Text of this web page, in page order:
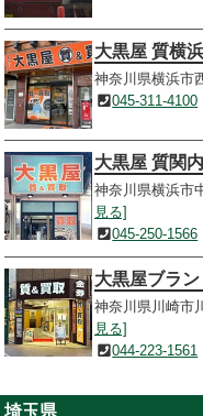
大黒屋 質横
神奈川県横浜市
045-311-4100
大黒屋 質関
神奈川県横浜市
見る]
045-250-1566
大黒屋ブラ
神奈川県川崎市
見る]
044-223-1561
埼玉県